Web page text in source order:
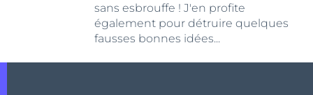
sans esbrouffe ! J'en profite
également pour détruire quelques
fausses bonnes idées...